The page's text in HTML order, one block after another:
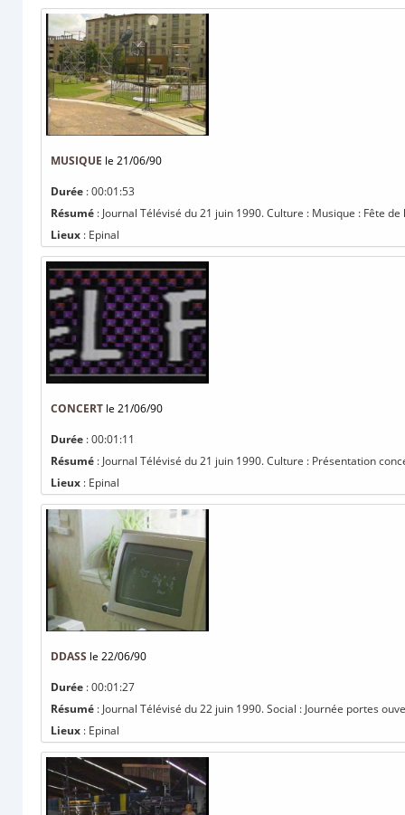
MUSIQUE le 21/06/90
Durée : 00:01:53
Résumé : Journal Télévisé du 21 juin 1990. Culture : Musique : Fête
Lieux : Epinal
CONCERT le 21/06/90
Durée : 00:01:11
Résumé : Journal Télévisé du 21 juin 1990. Culture : Présentation
Lieux : Epinal
DDASS le 22/06/90
Durée : 00:01:27
Résumé : Journal Télévisé du 22 juin 1990. Social : Journée portes
Lieux : Epinal